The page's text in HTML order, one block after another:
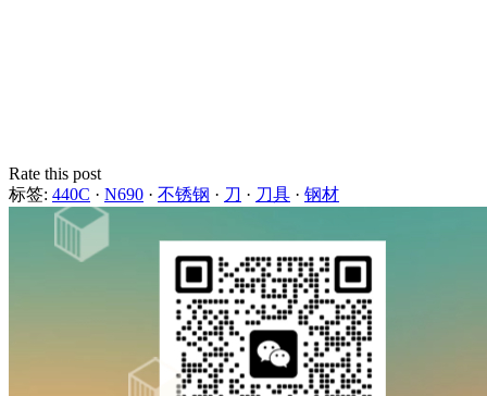
Rate this post
标签: 440C · N690 · 不锈钢 · 刀 · 刀具 · 钢材